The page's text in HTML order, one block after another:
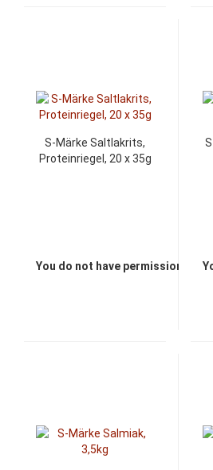
S-Märke Saltlakrits,
Proteinriegel, 20 x 35g
You do not have permission to